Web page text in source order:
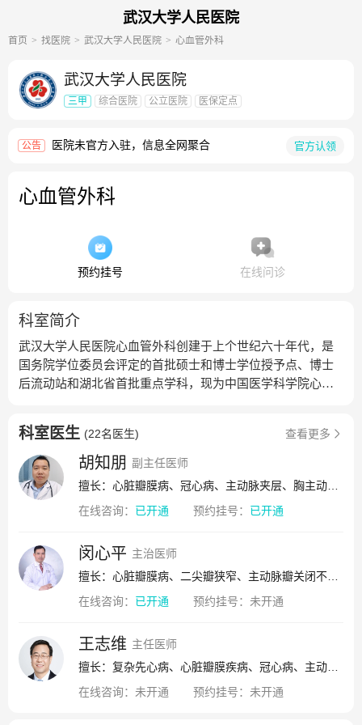
武汉大学人民医院
首页 找医院 武汉大学人民医院 心血管外科
武汉大学人民医院
三甲 综合医院 公立医院 医保定点
公告 医院未官方入驻，信息全网聚合 官方认领
心血管外科
预约挂号 在线问诊
科室简介
武汉大学人民医院心血管外科创建于上个世纪六十年代，是
国务院学位委员会评定的首批硕士和博士学位授予点、博士
后流动站和湖北省首批重点学科，现为中国医学科学院心血
总局临床试验基地，建设有心血管病学湖北省重点实验室、
武汉大学心血管病研究所，是武汉市打造中部医疗服务中心
重点建设专科。经过五十余年的精心建设和发展，心血管外
科已经形成集医疗、教学、科研为一体的专业机构，年手术
量位居中南地区前列。2023年，武汉大学人民医院心血管医
心脏外科中心、小儿心脏外科中心、大血管外科中心、移植
中心、心血管外科重症监护中心、体外循环与生命支持中心
组成，心血管外科实力厚积薄发、蓄势腾飞，以坚实的步伐
迈向国内一流的心脏危重症救治基地。本学科由心血管外I
诊、体外循环研究室等单元组成；年门诊量近两万余人次，
住院病人两千余人次，年手术量1500余台，医疗辐射能力覆
盖全国18个省、市、自治区、直辖市，诊疗疾病范围包括全
部心脏及大血管外科疾病，并形成以主动脉夹层和心脏移植
科室医生 (22名医生) 查看更多
胡知朋
副主任医师
在线咨询： 已开通 预约挂号： 已开通
闵心平 主治医师
在线咨询： 已开通 预约挂号： 未开通
王志维 主任医师
在线咨询： 未开通 预约挂号： 未开通